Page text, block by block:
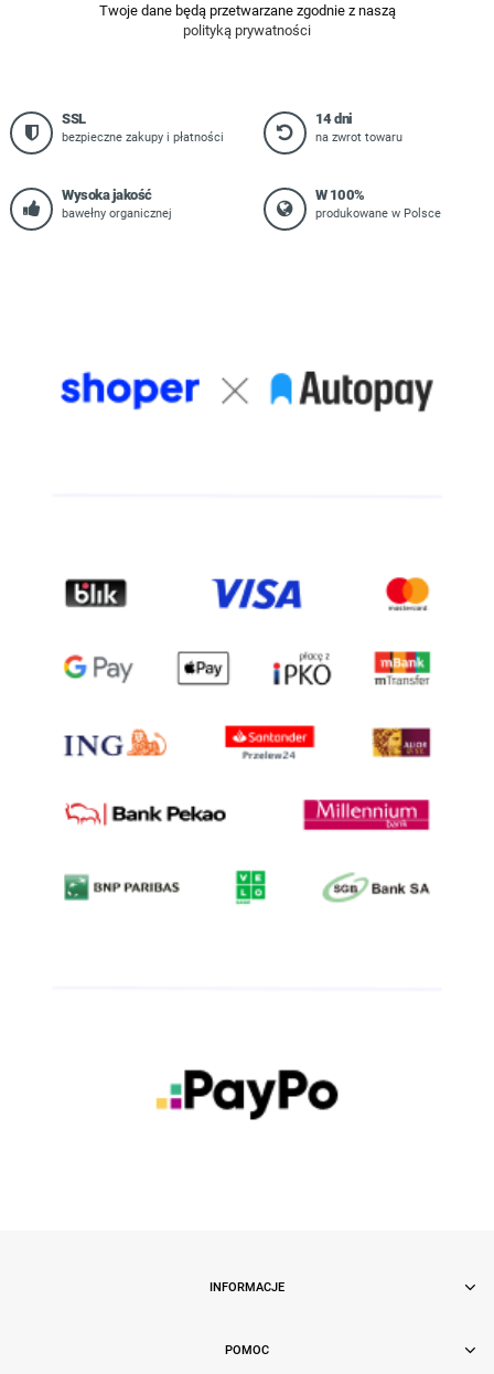
Twoje dane będą przetwarzane zgodnie z naszą
polityką prywatności
SSL
bezpieczne zakupy i płatności
14 dni
na zwrot towaru
Wysoka jakość
bawełny organicznej
W 100%
produkowane w Polsce
INFORMACJE
POMOC